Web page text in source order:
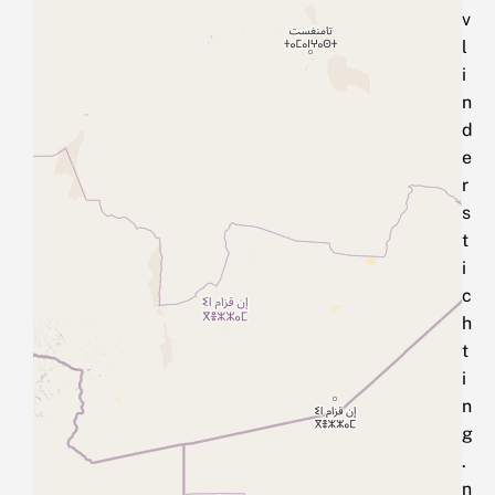
v
l
i
n
d
e
r
s
t
i
c
h
t
i
n
g
.
n